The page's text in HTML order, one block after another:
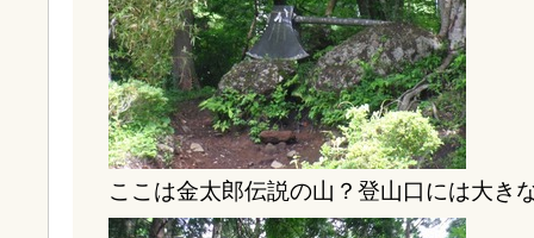
ここは金太郎伝説の山？登山口には大き